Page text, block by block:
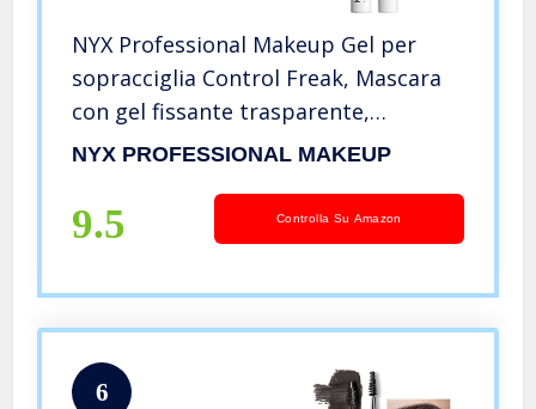
NYX Professional Makeup Gel per
sopracciglia Control Freak, Mascara
con gel fissante trasparente,
Sopracciglia domate e definite, Non
NYX PROFESSIONAL MAKEUP
9.5 Controlla Su Amazon
6